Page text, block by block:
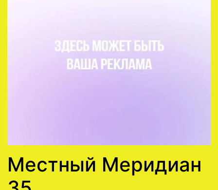
Местный Меридиан